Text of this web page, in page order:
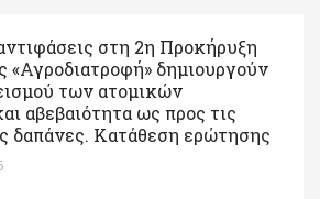
στη 2η Προκήρυξη
«Αγροδιατροφή» δημιουργούν
των ατομικών
αβεβαιότητα ως προς τις
δαπάνες. Κατάθεση ερώτησης